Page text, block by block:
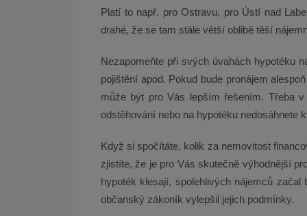
Platí to např. pro Ostravu, pro Ústí nad
drahé, že se tam stále větší oblibě těší
Nezapomeňte při svých úvahách hypotéku
pojištění apod. Pokud bude pronájem
může být pro Vás lepším řešením. Třeba
odstěhování nebo na hypotéku nedosáhnete
Když si spočítáte, kolik za nemovitost
zjistíte, že je pro Vás skutečně výhodnější
hypoték klesají, spolehlivých nájemců
občanský zákoník vylepšil jejich podmínky.